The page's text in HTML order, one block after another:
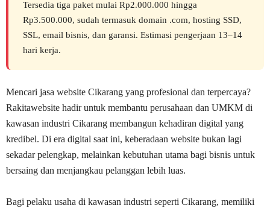
Tersedia tiga paket mulai Rp2.000.000 hingga
Rp3.500.000, sudah termasuk domain .com, hosting SSD,
SSL, email bisnis, dan garansi. Estimasi pengerjaan 13–14
hari kerja.
Mencari jasa website Cikarang yang profesional dan terpercaya?
Rakitawebsite hadir untuk membantu perusahaan dan UMKM di
kawasan industri Cikarang membangun kehadiran digital yang
kredibel. Di era digital saat ini, keberadaan website bukan lagi
sekadar pelengkap, melainkan kebutuhan utama bagi bisnis untuk
bersaing dan menjangkau pelanggan lebih luas.
Bagi pelaku usaha di kawasan industri seperti Cikarang, memiliki